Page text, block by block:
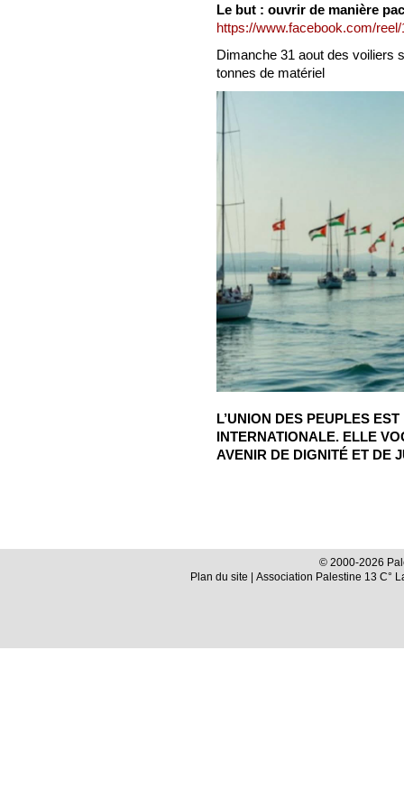
Le but : ouvrir de manière
https://www.facebook.com/
Dimanche 31 aout des voiliers
tonnes de matériel
L’UNION DES PEUPLES
INTERNATIONALE. ELLE
AVENIR DE DIGNITÉ ET DE
© 2000-2026
Plan du site | Association Palestine 13 C°